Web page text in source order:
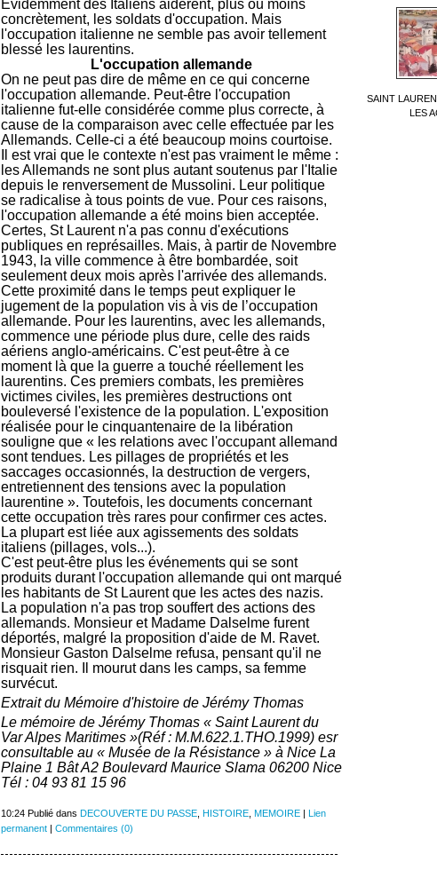
SAINT
LES
Evidemment des Italiens aidèrent, plus ou moins
concrètement, les soldats d'occupation. Mais
l'occupation italienne ne semble pas avoir tellement
blessé les laurentins.
L'occupation allemande
On ne peut pas dire de même en ce qui concerne
l'occupation allemande. Peut-être l'occupation
italienne fut-elle considérée comme plus correcte, à
cause de la comparaison avec celle effectuée par les
Allemands. Celle-ci a été beaucoup moins courtoise.
Il est vrai que le contexte n'est pas vraiment le même :
les Allemands ne sont plus autant soutenus par l'Italie
depuis le renversement de Mussolini. Leur politique
se radicalise à tous points de vue. Pour ces raisons,
l'occupation allemande a été moins bien acceptée.
Certes, St Laurent n'a pas connu d'exécutions
publiques en représailles. Mais, à partir de Novembre
1943, la ville commence à être bombardée, soit
seulement deux mois après l'arrivée des allemands.
Cette proximité dans le temps peut expliquer le
jugement de la population vis à vis de l’occupation
allemande. Pour les laurentins, avec les allemands,
commence une période plus dure, celle des raids
aériens anglo-américains. C'est peut-être à ce
moment là que la guerre a touché réellement les
laurentins. Ces premiers combats, les premières
victimes civiles, les premières destructions ont
bouleversé l'existence de la population. L'exposition
réalisée pour le cinquantenaire de la libération
souligne que « les relations avec l'occupant allemand
sont tendues. Les pillages de propriétés et les
saccages occasionnés, la destruction de vergers,
entretiennent des tensions avec la population
laurentine ». Toutefois, les documents concernant
cette occupation très rares pour confirmer ces actes.
La plupart est liée aux agissements des soldats
italiens (pillages, vols...).
C'est peut-être plus les événements qui se sont
produits durant l'occupation allemande qui ont marqué
les habitants de St Laurent que les actes des nazis.
La population n'a pas trop souffert des actions des
allemands. Monsieur et Madame Dalselme furent
déportés, malgré la proposition d'aide de M. Ravet.
Monsieur Gaston Dalselme refusa, pensant qu'il ne
risquait rien. Il mourut dans les camps, sa femme
survécut.
Extrait du Mémoire d'histoire de Jérémy Thomas
Le mémoire de Jérémy Thomas « Saint Laurent du
Var Alpes Maritimes »(Réf : M.M.622.1.THO.1999) esr
consultable au « Musée de la Résistance » à Nice La
Plaine 1 Bât A2 Boulevard Maurice Slama 06200 Nice
Tél : 04 93 81 15 96
10:24 Publié dans DECOUVERTE DU PASSE, HISTOIRE, MEMOIRE|
Lien
permanent| Commentaires (0)